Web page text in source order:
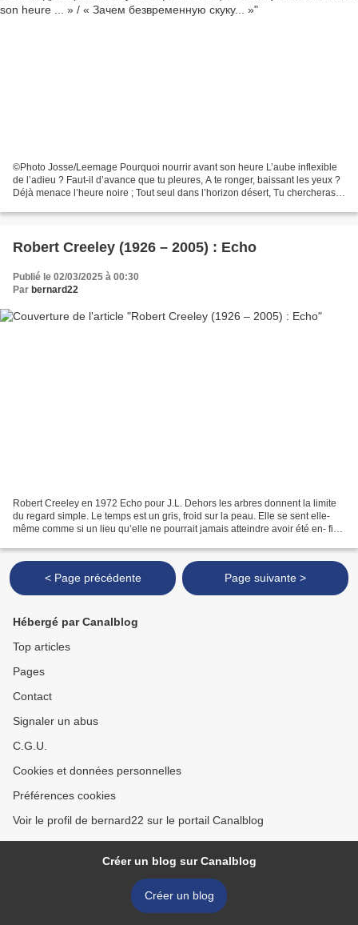
©Photo Josse/Leemage Pourquoi nourrir avant son heure L’aube inflexible
de l’adieu ? Faut-il d’avance que tu pleures, A te ronger, baissant les yeux ?
Déjà menace l’heure noire ; Tout seul dans l’horizon désert, Tu chercheras
Robert Creeley (1926 – 2005) : Echo
Publié le 02/03/2025 à 00:30
Par bernard22
Robert Creeley en 1972 Echo pour J.L. Dehors les arbres donnent la limite
du regard simple. Le temps est un gris, froid sur la peau. Elle se sent elle-
même comme si un lieu qu’elle ne pourrait jamais atteindre avoir été en- fin
< Page précédente Page suivante >
Hébergé par Canalblog
Top articles
Pages
Contact
Signaler un abus
C.G.U.
Cookies et données personnelles
Préférences cookies
Voir le profil de bernard22 sur le portail Canalblog
Créer un blog sur Canalblog
Créer un blog